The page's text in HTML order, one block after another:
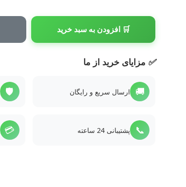
🛒 افزودن به سبد خرید
✅ مزایای خرید از ما
🚚 ارسال سریع و رایگان 🛡️
📞 پشتیبانی 24 ساعته 💳